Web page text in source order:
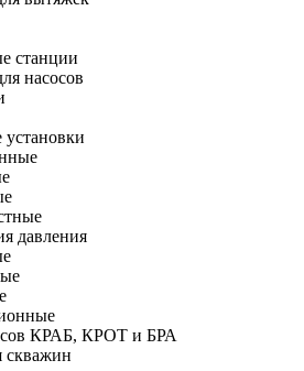
станции
насосов
давления
КРАБ, КРОТ и БРА
скважин